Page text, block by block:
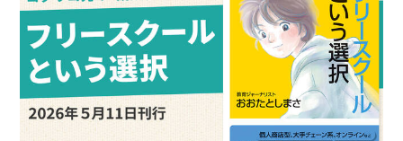
muse.or.jp/UMIHAKU/